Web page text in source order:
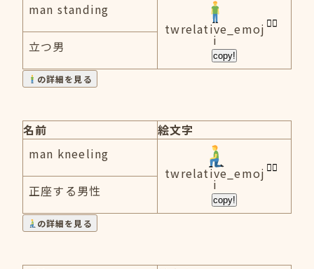
man standing
twrelative_emoj
i
copy!
立つ男
の詳細を見る
名前
絵文字
man kneeling
twrelative_emoj
i
copy!
正座する男性
の詳細を見る